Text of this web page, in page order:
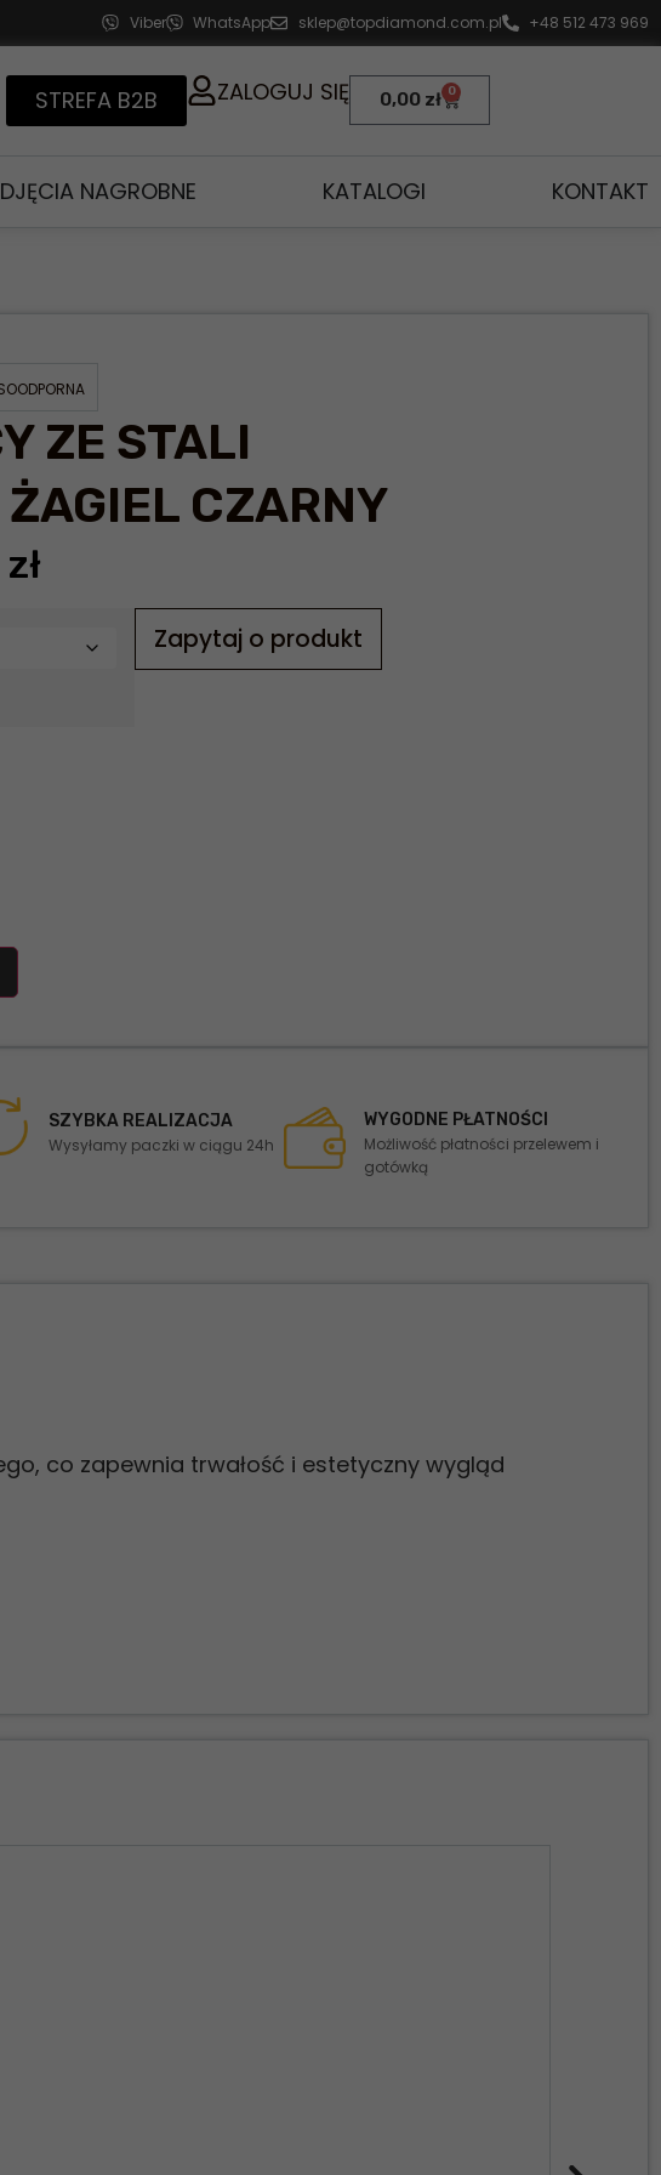
Viber WhatsApp sklep@topdiamond.com.pl +48 512 473 969
STREFA B2B ZALOGUJ SIĘ 0,00 zł 0
NAGROBNE KATALOGI KONTAKT
ZE STALI
CZARNY
zł
Zapytaj o produkt
SZYBKA REALIZACJA
Wysyłamy paczki w ciągu 24h
WYGODNE PŁATNOŚCI
Możliwość płatności przelewem i
gotówką
co zapewnia trwałość i estetyczny wygląd